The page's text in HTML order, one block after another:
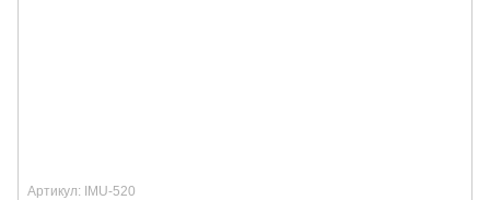
Артикул: IMU-520